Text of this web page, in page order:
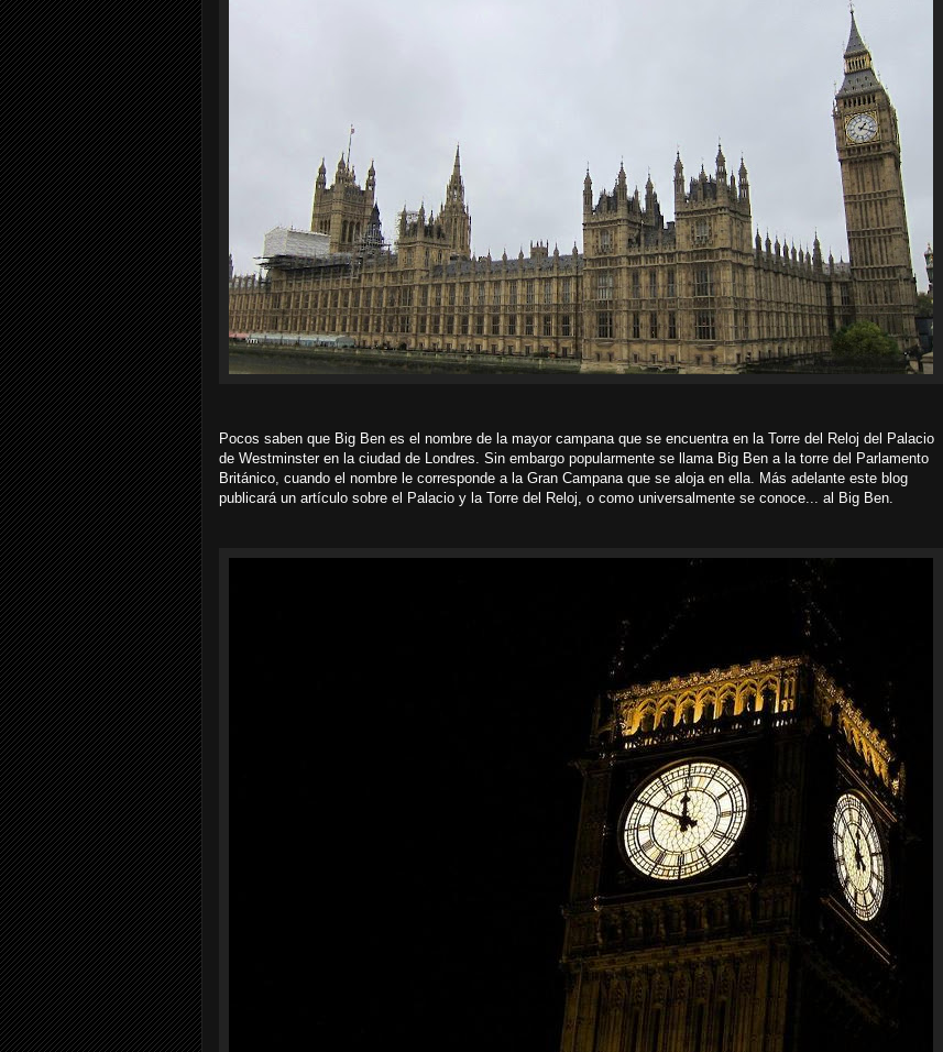
Pocos saben que Big Ben es el nombre de la mayor campana que se encuentra en la Torre del Reloj del Palacio
de Westminster en la ciudad de Londres. Sin embargo popularmente se llama Big Ben a la torre del Parlamento
Británico, cuando el nombre le corresponde a la Gran Campana que se aloja en ella. Más adelante este blog
publicará un artículo sobre el Palacio y la Torre del Reloj, o como universalmente se conoce... al Big Ben.